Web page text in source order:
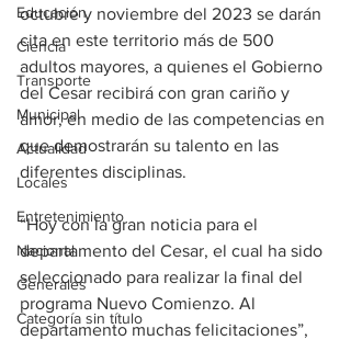
Educación
Ciencia
Transporte
Municipal
Actualidad
Locales
Entretenimiento
Nacional
Generales
Categoría sin título
octubre y noviembre del 2023 se darán
cita en este territorio más de 500
adultos mayores, a quienes el Gobierno
del Cesar recibirá con gran cariño y
amor, en medio de las competencias en
que demostrarán su talento en las
diferentes disciplinas.
“Hoy con la gran noticia para el
departamento del Cesar, el cual ha sido
seleccionado para realizar la final del
programa Nuevo Comienzo. Al
departamento muchas felicitaciones”,